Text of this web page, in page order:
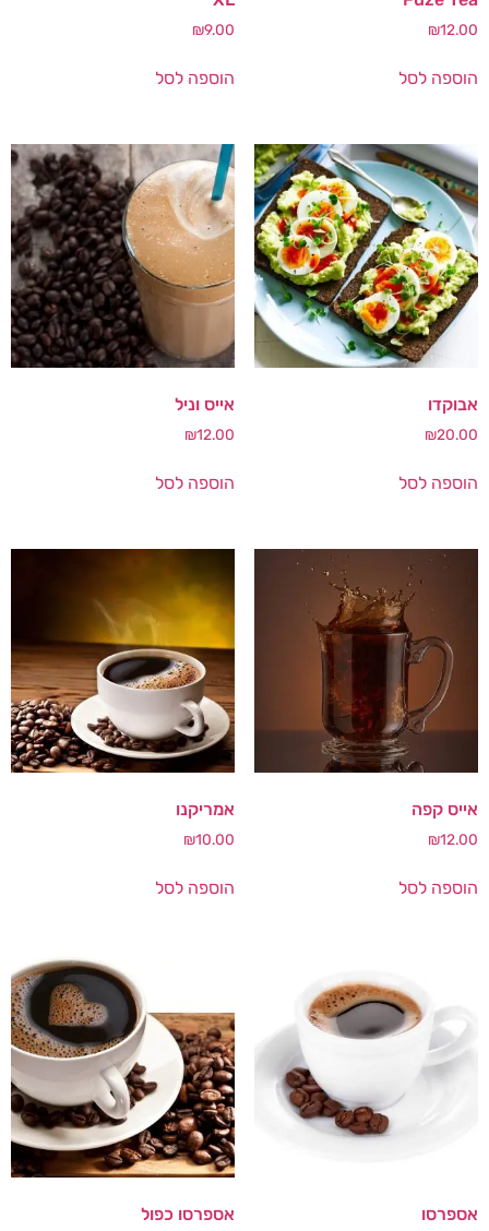
₪12.00
הוספה לסל
₪9.00
הוספה לסל
אבוקדו
₪20.00
הוספה לסל
אייס וניל
₪12.00
הוספה לסל
אייס קפה
₪12.00
הוספה לסל
אמריקנו
₪10.00
הוספה לסל
אספרסו אספרסו כפול